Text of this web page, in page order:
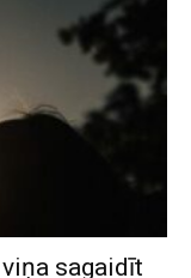
sagaidīt